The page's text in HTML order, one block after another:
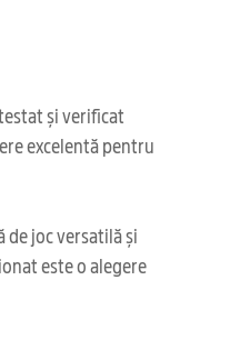
și verificat
excelentă pentru
joc versatilă și
este o alegere